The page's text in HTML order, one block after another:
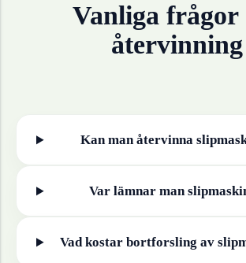
Vanliga frågor
återvinning
Kan man återvinna
Var lämnar man
Vad kostar bortforsling av